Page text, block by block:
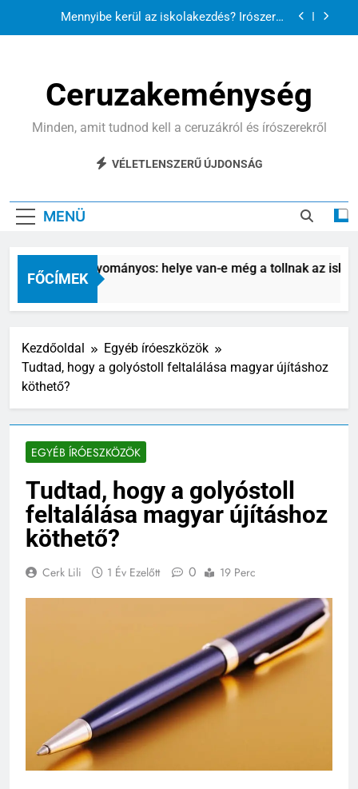
Mennyibe kerül az iskolakezdés? Írószerek
Digitális vs. hagyományos: helye van-e még a
tollnak az iskolában?
Személyre szabott írószerek – matricák,
gravírozás, színek
Mennyibe kerül az iskolakezdés? Írószerek
árainak összevetése
Ceruzakeménység
Minden, amit tudnod kell a ceruzákról és írószerekről
VÉLETLENSZERŰ ÚJDONSÁG
MENÜ
FŐCÍMEK
vs. hagyományos: helye van-e még a tollnak az iskolában?
Ezelőtt
Kezdőoldal
Egyéb íróeszközök
Tudtad, hogy a golyóstoll feltalálása magyar újításhoz
köthető?
EGYÉB ÍRÓESZKÖZÖK
Tudtad, hogy a golyóstoll
feltalálása magyar újításhoz
köthető?
Cerk Lili 1 Év Ezelőtt 0 19 Perc